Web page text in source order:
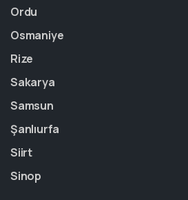
Ordu
Osmaniye
Rize
Sakarya
Samsun
Şanlıurfa
Siirt
Sinop